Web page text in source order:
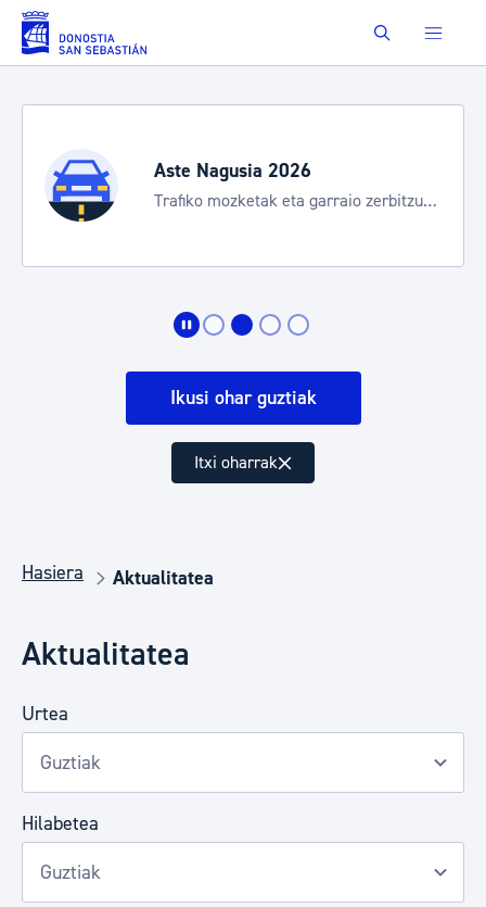
Eduki nagusira joan Buscar
Aste Nagusia 2026
Trafiko mozketak eta garraio zerbitzu
Ikusi ohar guztiak
Itxi oharrak
Hasiera Aktualitatea
Aktualitatea
Urtea
Hilabetea